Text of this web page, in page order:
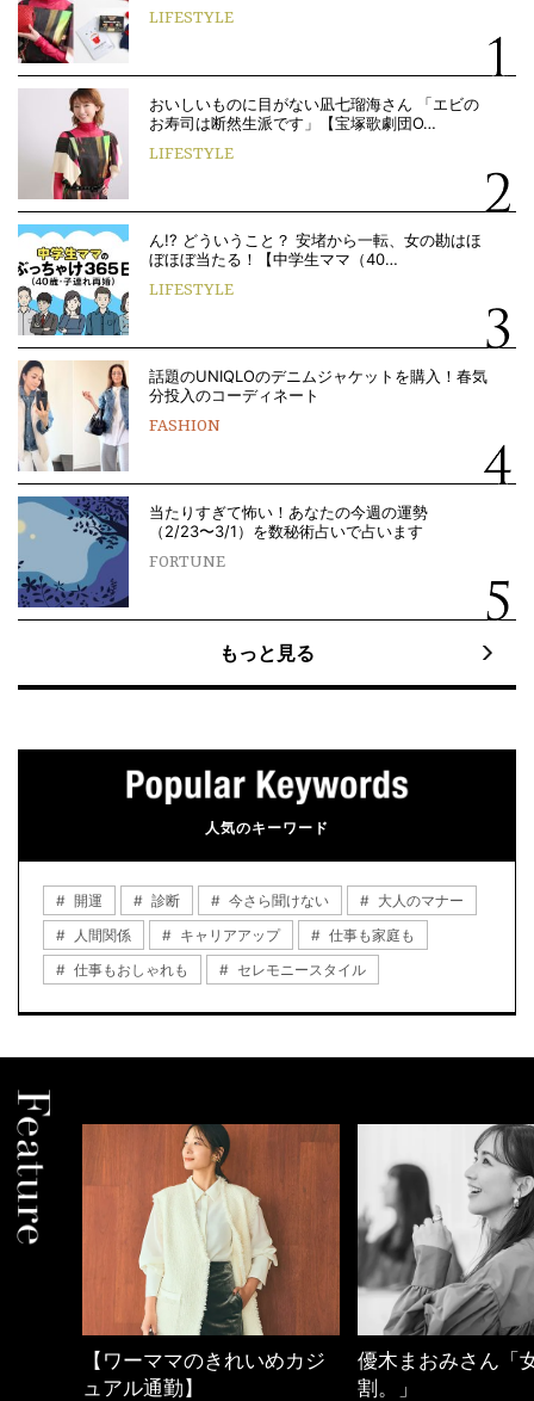
LIFESTYLE
おいしいものに目がない凪七瑠海さん 「エビの
お寿司は断然生派です」【宝塚歌劇団O…
LIFESTYLE
ん!? どういうこと？ 安堵から一転、女の勘はほ
ぼほぼ当たる！【中学生ママ（40…
LIFESTYLE
話題のUNIQLOのデニムジャケットを購入！春気
分投入のコーディネート
FASHION
当たりすぎて怖い！あなたの今週の運勢
（2/23〜3/1）を数秘術占いで占います
FORTUNE
もっと見る
人気のキーワード
開運 診断 今さら聞けない
大人のマナー
人間関係
キャリアアップ
仕事も家庭も
仕事もおしゃれも
セレモニースタイル
マのきれいめカジ
優木まおみさん「女の時間
40